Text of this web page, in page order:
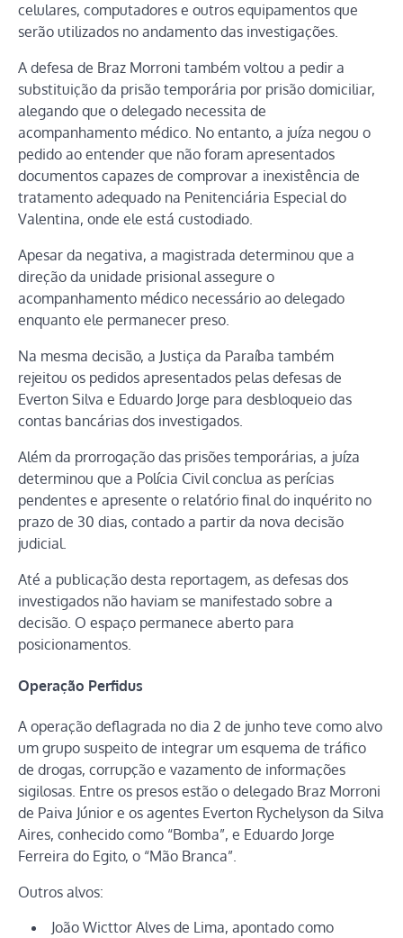
celulares, computadores e outros equipamentos que
serão utilizados no andamento das investigações.
A defesa de Braz Morroni também voltou a pedir a
substituição da prisão temporária por prisão domiciliar,
alegando que o delegado necessita de
acompanhamento médico. No entanto, a juíza negou o
pedido ao entender que não foram apresentados
documentos capazes de comprovar a inexistência de
tratamento adequado na Penitenciária Especial do
Valentina, onde ele está custodiado.
Apesar da negativa, a magistrada determinou que a
direção da unidade prisional assegure o
acompanhamento médico necessário ao delegado
enquanto ele permanecer preso.
Na mesma decisão, a Justiça da Paraíba também
rejeitou os pedidos apresentados pelas defesas de
Everton Silva e Eduardo Jorge para desbloqueio das
contas bancárias dos investigados.
Além da prorrogação das prisões temporárias, a juíza
determinou que a Polícia Civil conclua as perícias
pendentes e apresente o relatório final do inquérito no
prazo de 30 dias, contado a partir da nova decisão
judicial.
Até a publicação desta reportagem, as defesas dos
investigados não haviam se manifestado sobre a
decisão. O espaço permanece aberto para
posicionamentos.
Operação Perfidus
A operação deflagrada no dia 2 de junho teve como alvo
um grupo suspeito de integrar um esquema de tráfico
de drogas, corrupção e vazamento de informações
sigilosas. Entre os presos estão o delegado Braz Morroni
de Paiva Júnior e os agentes Everton Rychelyson da Silva
Aires, conhecido como “Bomba”, e Eduardo Jorge
Ferreira do Egito, o “Mão Branca”.
Outros alvos:
João Wicttor Alves de Lima, apontado como